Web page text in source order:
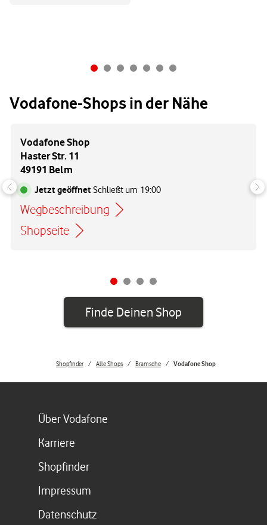
Vodafone-Shops in der Nähe
Vodafone Shop
Haster Str. 11
49191 Belm
Jetzt geöffnetSchließt um 19:00
Wegbeschreibung
Link öffnet in einem neuen Tab
Shopseite
Finde Deinen Shop
Shopfinder Alle Shops Bramsche Vodafone Shop
Über Vodafone
Karriere
ShopfinderLink öffnet in einem neuen Tab
Impressum
Datenschutz